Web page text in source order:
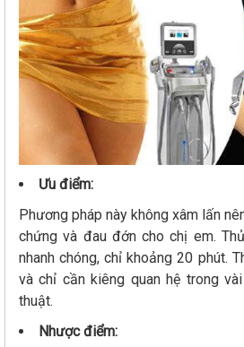
Ưu điểm:
Phương pháp này không xâm lấn
chứng và đau đớn cho chị em.
nhanh chóng, chỉ khoảng 20 phút.
và chỉ cần kiêng quan hệ trong
thuật.
Nhược điểm: